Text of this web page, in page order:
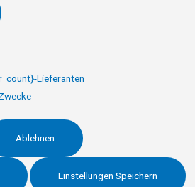
Lieferanten
Ablehnen
Einstellungen Speichern